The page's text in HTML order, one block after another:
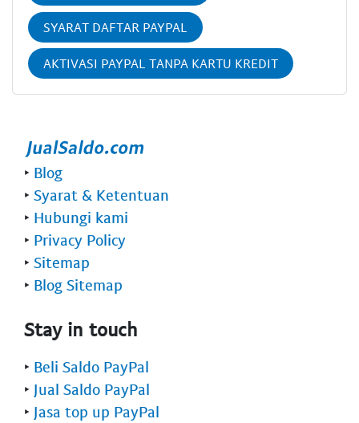
SYARAT DAFTAR PAYPAL
AKTIVASI PAYPAL TANPA KARTU KREDIT
‣ Blog
‣ Syarat & Ketentuan
‣ Hubungi kami
‣ Privacy Policy
‣ Sitemap
‣ Blog Sitemap
Stay in touch
‣ Beli Saldo PayPal
‣ Jual Saldo PayPal
‣ Jasa top up PayPal